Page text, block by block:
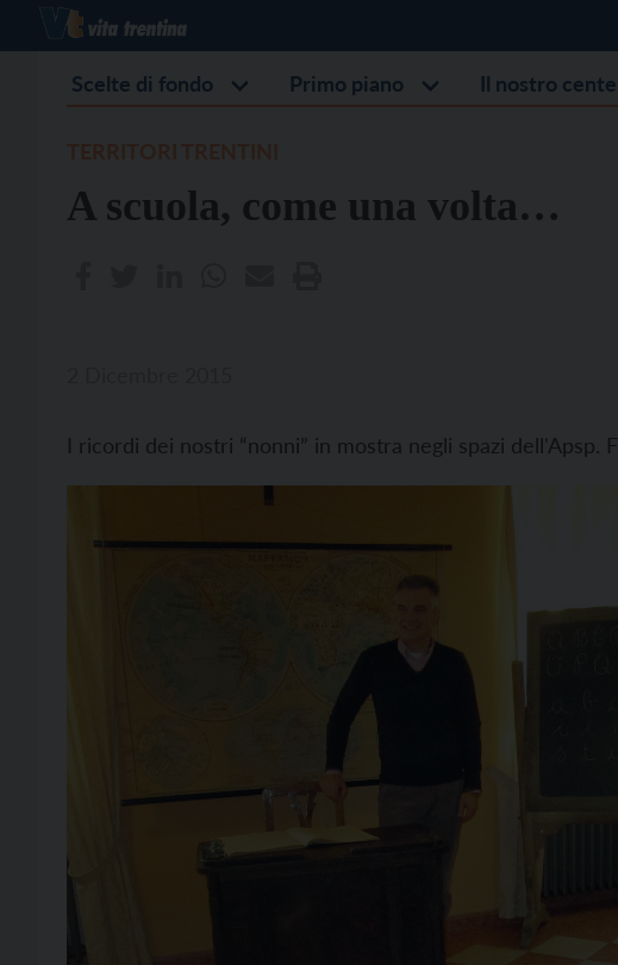
Scelte di fondo Primo piano Il nostro
A scuola, come una volta…
I ricordi dei nostri “nonni” in mostra negli spazi dell'Apsp.